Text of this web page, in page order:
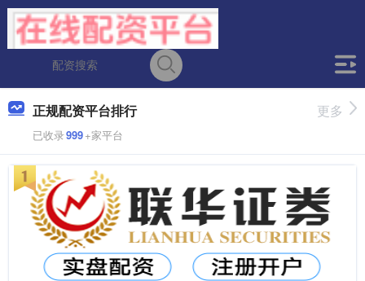
正规配资平台排行
已收录999+家平台
更多